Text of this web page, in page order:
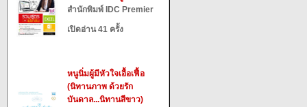
สำนักพิมพ์ IDC Premier
เปิดอ่าน 41 ครั้ง
หนูนิ่มผู้มีหัวใจเอื้อเฟื้อ
(นิทานภาพ ด้วยรัก
บันดาล...นิทานสีขาว)